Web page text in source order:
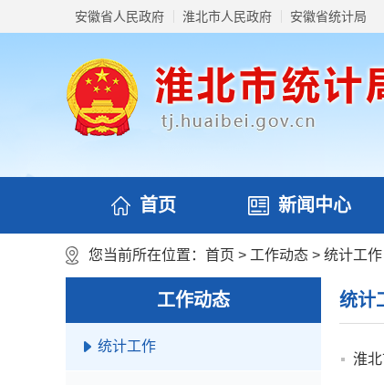
安徽省人民政府 淮北市人民政府 安徽省统计局
首页 新闻中心
您当前所在位置： 首页 > 工作动态 > 统计工作
工作动态
统计工作
统计
淮